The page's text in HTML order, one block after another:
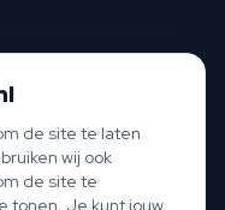
de site te laten
wij ook
de site te
tonen. Je kunt jouw